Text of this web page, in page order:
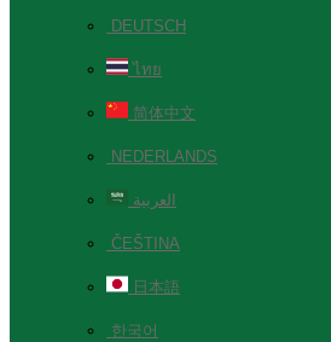
DEUTSCH
ไทย
简体中文
NEDERLANDS
العربية
ČEŠTINA
日本語
한국어